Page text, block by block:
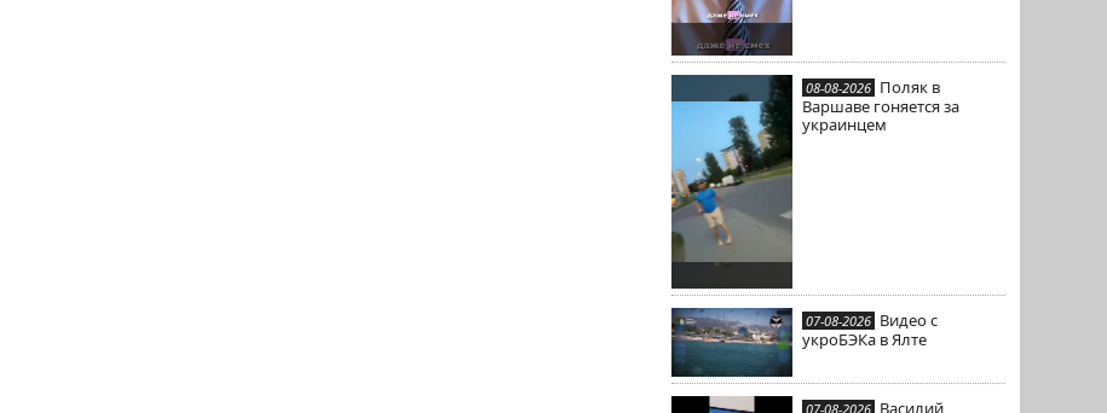
08-08-2026 Поляк в
Варшаве гоняется за
украинцем
07-08-2026 Видео с
укроБЭКа в Ялте
07-08-2026 Василий